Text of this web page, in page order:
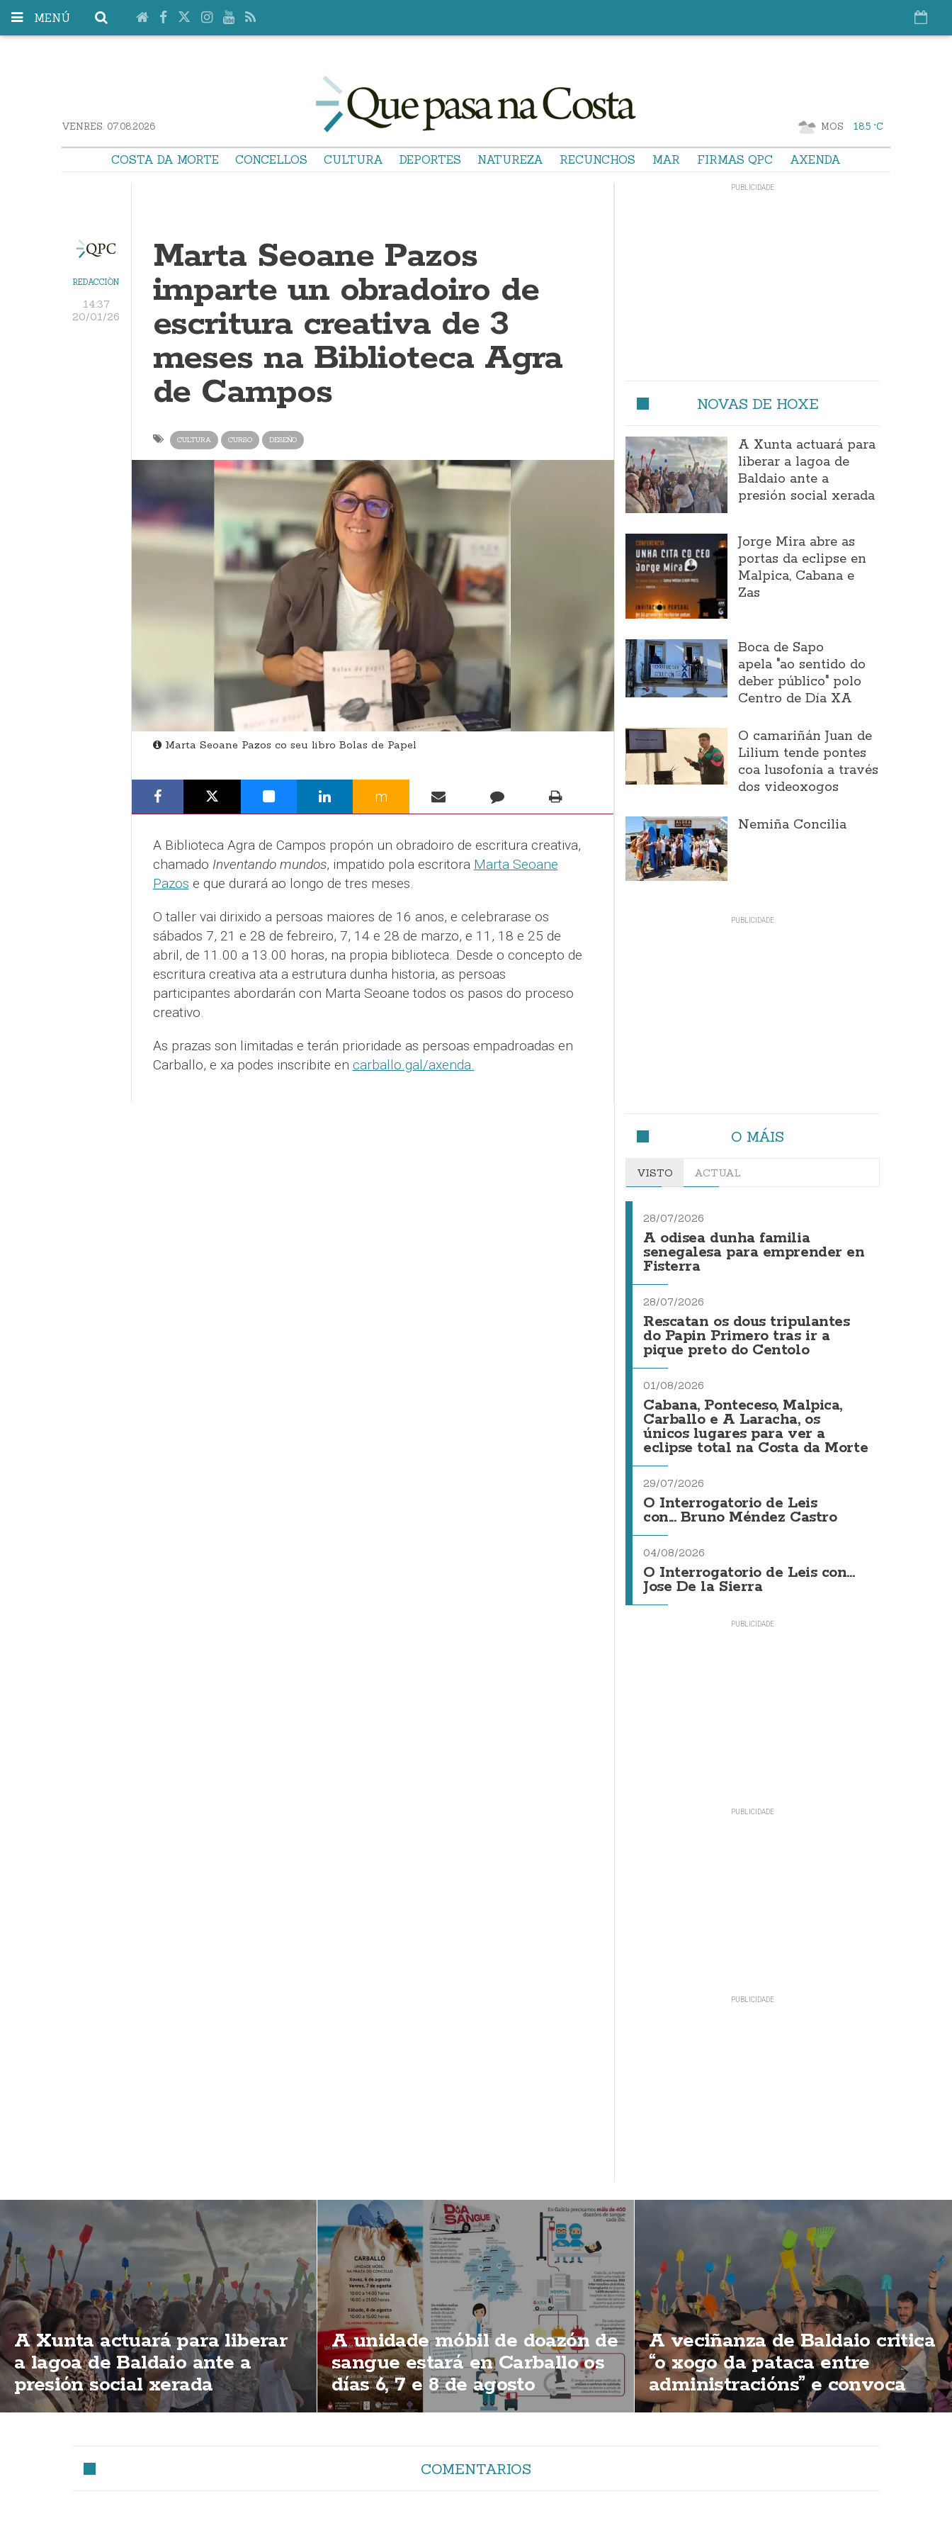
MENÚ
VENRES. 07.08.2026 MOS 18.5 °C
COSTA DA MORTE CONCELLOS CULTURA DEPORTES NATUREZA RECUNCHOS MAR FIRMAS QPC AXENDA
REDACCIÓN
14:37
20/01/26
Marta Seoane Pazos
imparte un obradoiro de
escritura creativa de 3
meses na Biblioteca Agra
de Campos
CULTURA CURSO DESEÑO
Marta Seoane Pazos co seu libro Bolas de Papel
m
A Biblioteca Agra de Campos propón un obradoiro de escritura creativa,
chamado Inventando mundos, impatido pola escritora Marta Seoane
Pazos e que durará ao longo de tres meses.
O taller vai dirixido a persoas maiores de 16 anos, e celebrarase os
sábados 7, 21 e 28 de febreiro, 7, 14 e 28 de marzo, e 11, 18 e 25 de
abril, de 11.00 a 13.00 horas, na propia biblioteca. Desde o concepto de
escritura creativa ata a estrutura dunha historia, as persoas
participantes abordarán con Marta Seoane todos os pasos do proceso
creativo.
As prazas son limitadas e terán prioridade as persoas empadroadas en
Carballo, e xa podes inscribite en carballo.gal/axenda.
NOVAS DE HOXE
A Xunta actuará para
liberar a lagoa de
Baldaio ante a
presión social xerada
Jorge Mira abre as
portas da eclipse en
Malpica, Cabana e
Zas
Boca de Sapo
apela "ao sentido do
deber público" polo
Centro de Día XA
O camariñán Juan de
Lilium tende pontes
coa lusofonía a través
dos videoxogos
Nemiña Concilia
O MÁIS
VISTO ACTUAL
28/07/2026
A odisea dunha familia
senegalesa para emprender en
Fisterra
28/07/2026
Rescatan os dous tripulantes
do Papin Primero tras ir a
pique preto do Centolo
01/08/2026
Cabana, Ponteceso, Malpica,
Carballo e A Laracha, os
únicos lugares para ver a
eclipse total na Costa da Morte
29/07/2026
O Interrogatorio de Leis
con... Bruno Méndez Castro
04/08/2026
O Interrogatorio de Leis con...
Jose De la Sierra
A Xunta actuará para liberar
a lagoa de Baldaio ante a
presión social xerada
A unidade móbil de doazón de
sangue estará en Carballo os
días 6, 7 e 8 de agosto
A veciñanza de Baldaio critica
“o xogo da pataca entre
administracións” e convoca
unha nova concentración
COMENTARIOS